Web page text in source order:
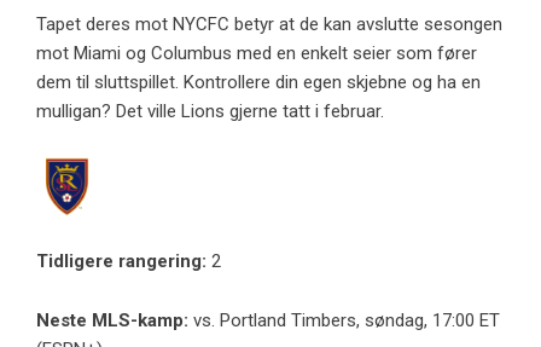
Tapet deres mot NYCFC betyr at de kan avslutte sesongen
mot Miami og Columbus med en enkelt seier som fører
dem til sluttspillet. Kontrollere din egen skjebne og ha en
mulligan? Det ville Lions gjerne tatt i februar.
Tidligere rangering: 2
Neste MLS-kamp: vs. Portland Timbers, søndag, 17:00 ET